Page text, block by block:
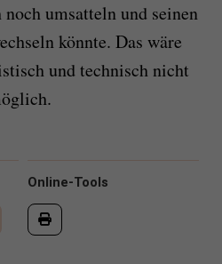
umsatteln und seinen
könnte. Das wäre
und technisch nicht
Online-Tools